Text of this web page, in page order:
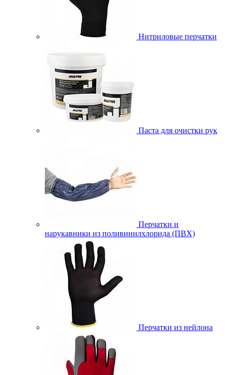
Нитриловые перчатки
Паста для очистки рук
Перчатки и
нарукавники из поливинилхлорида (ПВХ)
Перчатки из нейлона